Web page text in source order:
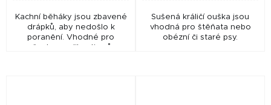
Kachní běháky jsou zbavené
drápků, aby nedošlo k
poranění. Vhodné pro
Sušená králičí ouška jsou
vhodná pro štěňata nebo
obézní či staré psy.